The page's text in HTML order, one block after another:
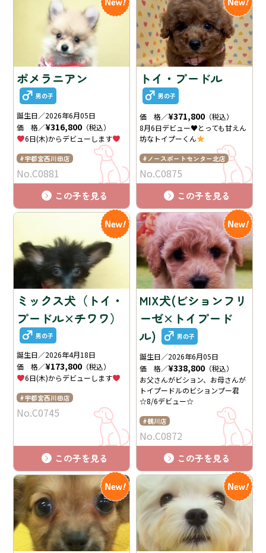
ポメラニアン
男の子
誕生日／2026年6月05日
価 格／¥316,800 （税込）
6日(木)からデビューします
宇都宮西川田店
No.C0881
この子を見る
トイ・プードル
男の子
価 格／¥371,800 （税込）
8月6日デビュー♥とっても甘えん
坊なトイプーくん
ノースポートセンター北店
No.C0875
この子を見る
ミックス犬（トイ・
プードル×チワワ）
男の子
誕生日／2026年4月18日
価 格／¥173,800 （税込）
6日(木)からデビューします
宇都宮西川田店
No.C0745
この子を見る
MIX犬(ビションフリ
ーゼ×トイプード
ル)
男の子
誕生日／2026年6月05日
価 格／¥338,800 （税込）
お父さんがビション、お母さんが
トイプードルのビションプー君
☆8/6デビュー☆
鶴川店
No.C0872
この子を見る